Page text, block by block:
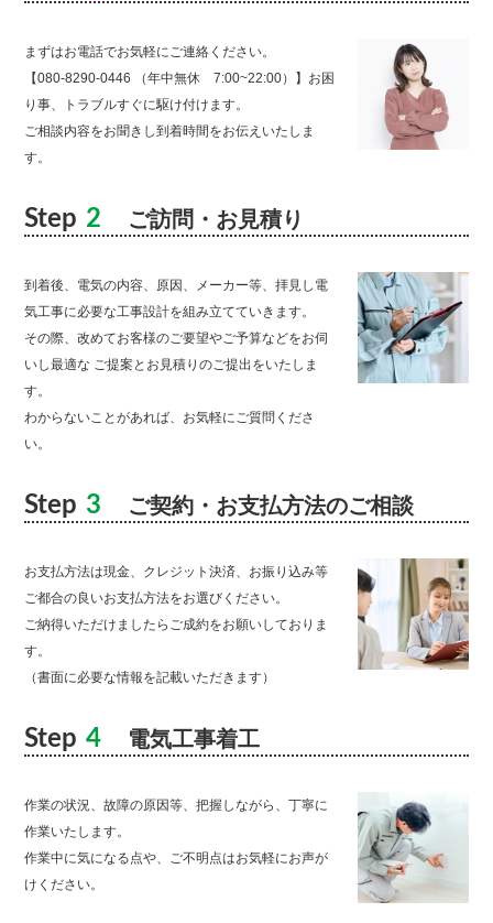
まずはお電話でお気軽にご連絡ください。
【080-8290-0446 （年中無休 7:00~22:00）】お困
り事、トラブルすぐに駆け付けます。
ご相談内容をお聞きし到着時間をお伝えいたしま
す。
Step 2 ご訪問・お見積り
到着後、電気の内容、原因、メーカー等、拝見し電
気工事に必要な工事設計を組み立てていきます。
その際、改めてお客様のご要望やご予算などをお伺
いし最適な ご提案とお見積りのご提出をいたしま
す。
わからないことがあれば、お気軽にご質問くださ
い。
Step 3 ご契約・お支払方法のご相談
お支払方法は現金、クレジット決済、お振り込み等
ご都合の良いお支払方法をお選びください。
ご納得いただけましたらご成約をお願いしておりま
す。
（書面に必要な情報を記載いただきます）
Step 4 電気工事着工
作業の状況、故障の原因等、把握しながら、丁寧に
作業いたします。
作業中に気になる点や、ご不明点はお気軽にお声が
けください。